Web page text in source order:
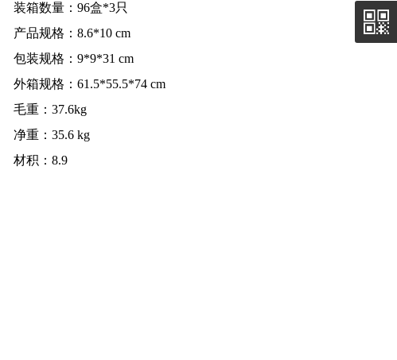
装箱数量：96盒*3只
产品规格：8.6*10 cm
包装规格：9*9*31 cm
外箱规格：61.5*55.5*74 cm
毛重：37.6kg
净重：35.6 kg
材积：8.9